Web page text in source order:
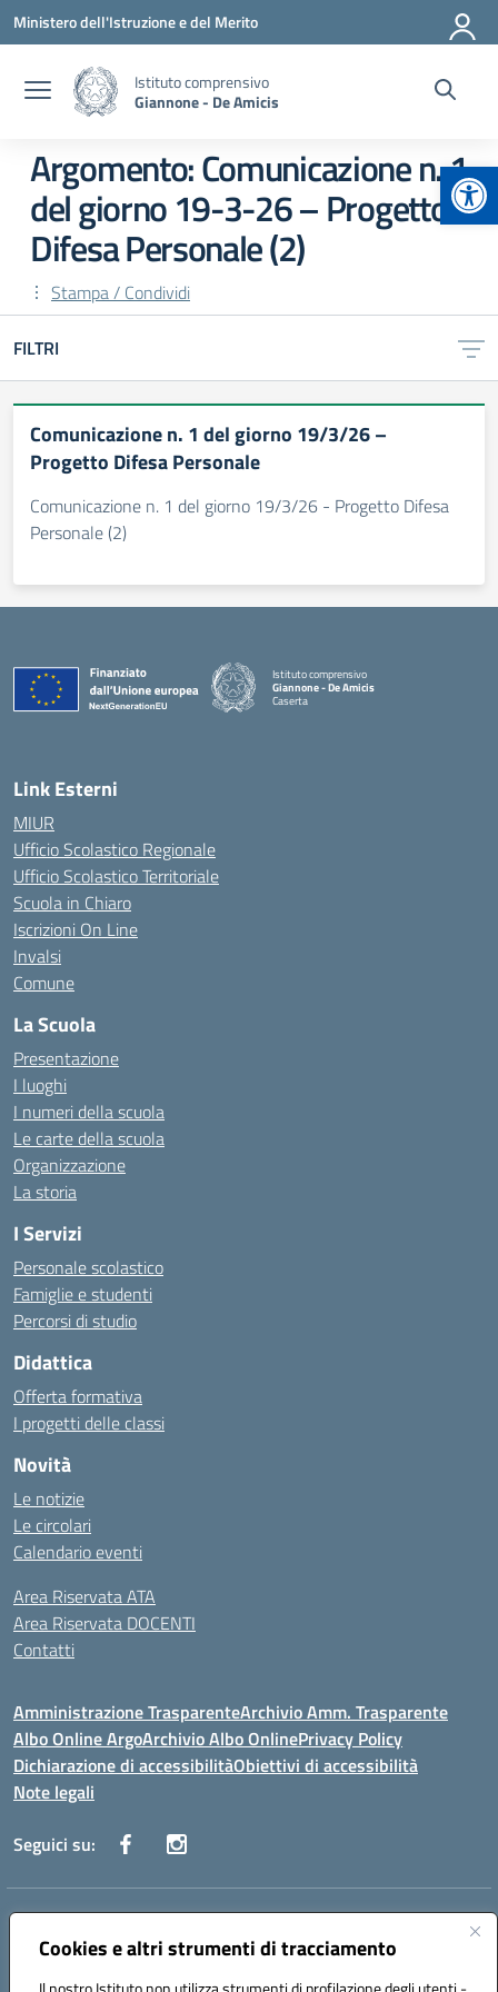
Cookies e altri strumenti di tracciamento
Vai ai contenuti
Vai al menu di navigazione
Vai al footer
Ministero dell'Istruzione e del Merito
Istituto comprensivo
Giannone - De Amicis
Argomento: Comunicazione n. 1
del giorno 19-3-26 – Progetto
Difesa Personale (2)
Stampa / Condividi
FILTRI
Comunicazione n. 1 del giorno 19/3/26 –
Progetto Difesa Personale
Comunicazione n. 1 del giorno 19/3/26 - Progetto Difesa
Personale (2)
Istituto comprensivo
Giannone - De Amicis
Caserta
Link Esterni
MIUR
Ufficio Scolastico Regionale
Ufficio Scolastico Territoriale
Scuola in Chiaro
Iscrizioni On Line
Invalsi
Comune
La Scuola
Presentazione
I luoghi
I numeri della scuola
Le carte della scuola
Organizzazione
La storia
I Servizi
Personale scolastico
Famiglie e studenti
Percorsi di studio
Didattica
Offerta formativa
I progetti delle classi
Novità
Le notizie
Le circolari
Calendario eventi
Area Riservata ATA
Area Riservata DOCENTI
Contatti
Amministrazione TrasparenteArchivio Amm. Trasparente
Albo Online ArgoArchivio Albo OnlinePrivacy Policy
Dichiarazione di accessibilitàObiettivi di accessibilità
Note legali
Seguici su:
Indirizzo:
Centralino:0823 742191 Email:CEIC8BC00Q@istruzione.it